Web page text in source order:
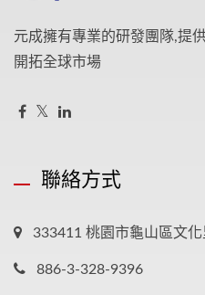
元成擁有專業的研發團隊,提
開拓全球市場
聯絡方式
333411 桃園市龜山區文
886-3-328-9396